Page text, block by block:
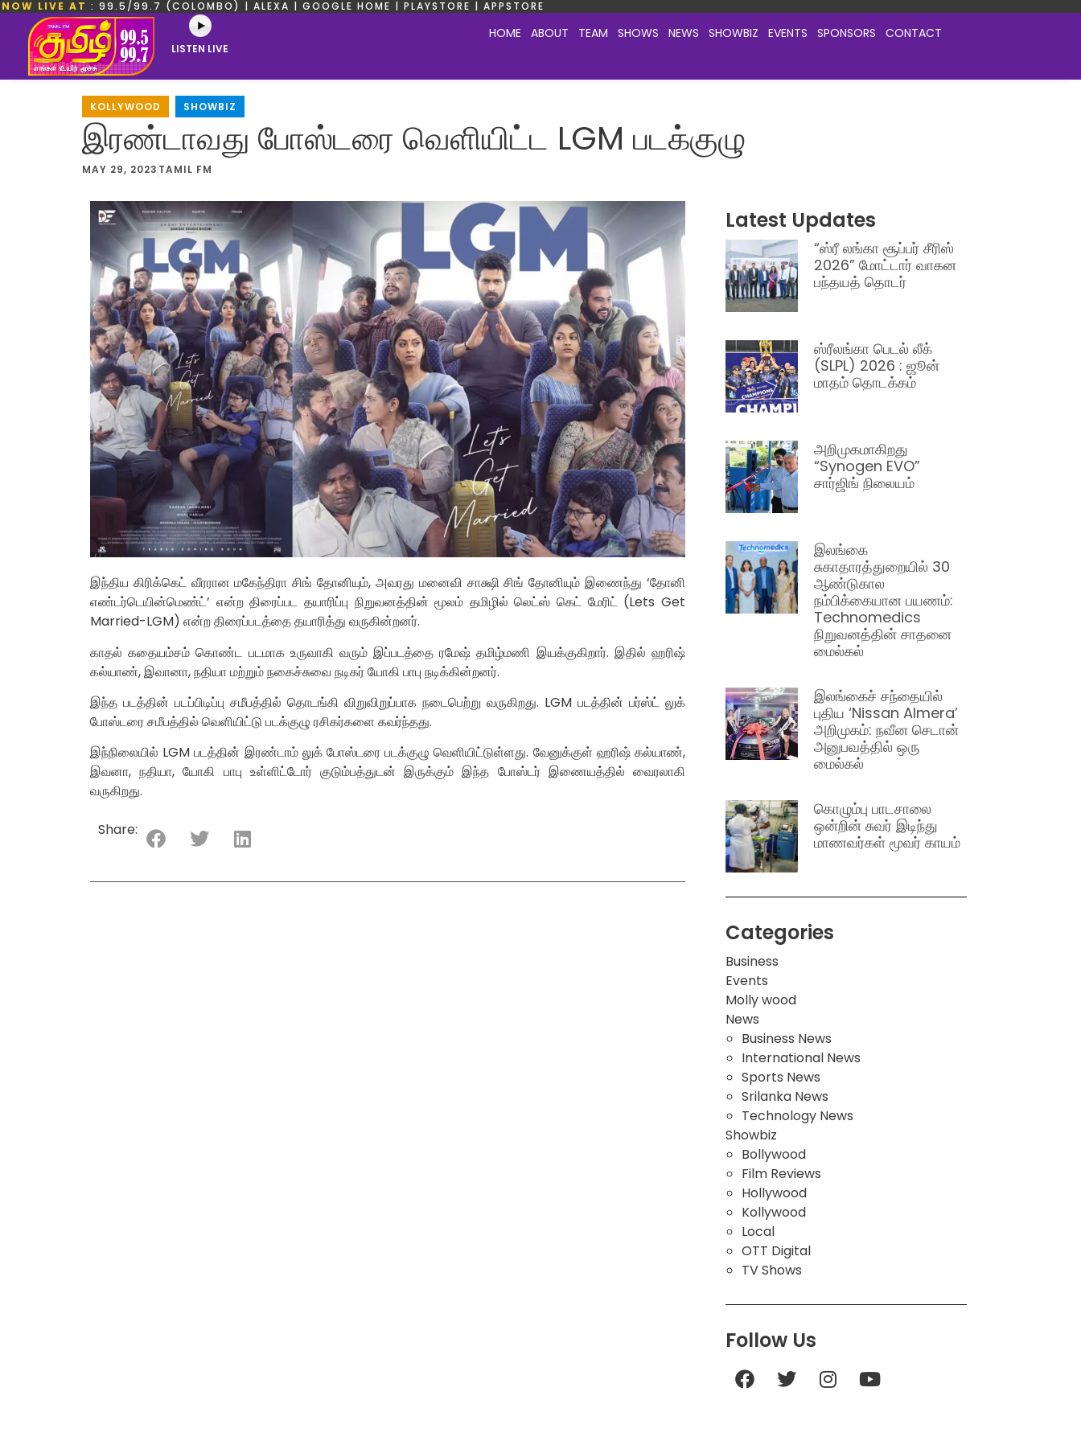
NOW LIVE AT : 99.5/99.7 (COLOMBO) | ALEXA | GOOGLE HOME | PLAYSTORE | APPSTORE
LISTEN LIVE
HOME ABOUT TEAM SHOWS NEWS SHOWBIZ EVENTS SPONSORS CONTACT
KOLLYWOOD SHOWBIZ
இரண்டாவது போஸ்டரை வெளியிட்ட LGM படக்குழு
MAY 29, 2023 TAMIL FM
இந்திய கிரிக்கெட் வீரரான மகேந்திரா சிங் தோனியும், அவரது மனைவி சாக்ஷி சிங் தோனியும் இணைந்து ‘தோனி
எண்டர்டெயின்மெண்ட்’ என்ற திரைப்பட தயாரிப்பு நிறுவனத்தின் மூலம் தமிழில் லெட்ஸ் கெட் மேரிட் (Lets Get
Married-LGM) என்ற திரைப்படத்தை தயாரித்து வருகின்றனர்.
காதல் கதையம்சம் கொண்ட படமாக உருவாகி வரும் இப்படத்தை ரமேஷ் தமிழ்மணி இயக்குகிறார். இதில் ஹரிஷ்
கல்யாண், இவானா, நதியா மற்றும் நகைச்சுவை நடிகர் யோகி பாபு நடிக்கின்றனர்.
இந்த படத்தின் படப்பிடிப்பு சமீபத்தில் தொடங்கி விறுவிறுப்பாக நடைபெற்று வருகிறது. LGM படத்தின் பர்ஸ்ட் லுக்
போஸ்டரை சமீபத்தில் வெளியிட்டு படக்குழு ரசிகர்களை கவர்ந்தது.
இந்நிலையில் LGM படத்தின் இரண்டாம் லுக் போஸ்டரை படக்குழு வெளியிட்டுள்ளது. வேனுக்குள் ஹரிஷ் கல்யாண்,
இவனா, நதியா, யோகி பாபு உள்ளிட்டோர் குடும்பத்துடன் இருக்கும் இந்த போஸ்டர் இணையத்தில் வைரலாகி
வருகிறது.
Share:
Latest Updates
“ஸ்ரீ லங்கா சூப்பர் சீரிஸ்
2026” மோட்டார் வாகன
பந்தயத் தொடர்
ஸ்ரீலங்கா பெடல் லீக்
(SLPL) 2026 : ஜூன்
மாதம் தொடக்கம்
அறிமுகமாகிறது
“Synogen EVO”
சார்ஜிங் நிலையம்
இலங்கை
சுகாதாரத்துறையில் 30
ஆண்டுகால
நம்பிக்கையான பயணம்:
Technomedics
நிறுவனத்தின் சாதனை
மைல்கல்
இலங்கைச் சந்தையில்
புதிய ‘Nissan Almera’
அறிமுகம்: நவீன செடான்
அனுபவத்தில் ஒரு
மைல்கல்
கொழும்பு பாடசாலை
ஒன்றின் சுவர் இடிந்து
மாணவர்கள் மூவர் காயம்
Categories
Business
Events
Molly wood
News
Business News
International News
Sports News
Srilanka News
Technology News
Showbiz
Bollywood
Film Reviews
Hollywood
Kollywood
Local
OTT Digital
TV Shows
Follow Us